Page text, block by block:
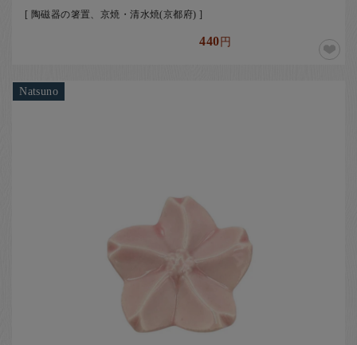
[ 陶磁器の箸置、京焼・清水焼(京都府) ]
440円
Natsuno